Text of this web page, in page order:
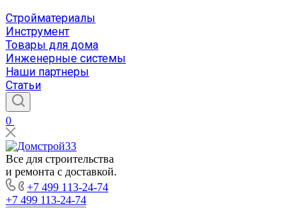
Стройматериалы
Инструмент
Товары для дома
Инженерные системы
Наши партнеры
Статьи
0
Все для строительства
и ремонта с доставкой.
+7 499 113-24-74
+7 499 113-24-74